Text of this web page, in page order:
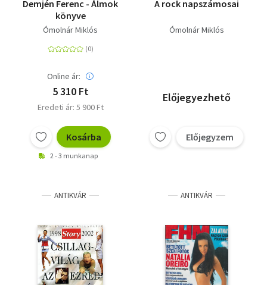
Demjén Ferenc - Álmok
könyve
Ómolnár Miklós
Online ár:
5 310 Ft
Eredeti ár: 5 900 Ft
Kosárba
2 - 3 munkanap
A rock napszámosai
Ómolnár Miklós
Előjegyezhető
Előjegyzem
ANTIKVÁR ANTIKVÁR